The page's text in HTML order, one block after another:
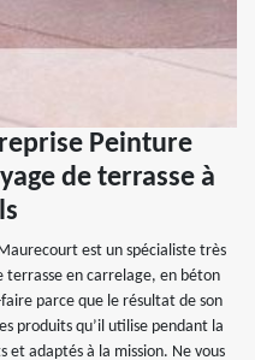
Peinture
de terrasse à
est un spécialiste très
terrasse en carrelage, en béton
parce que le résultat de son
produits qu’il utilise pendant la
adaptés à la mission. Ne vous